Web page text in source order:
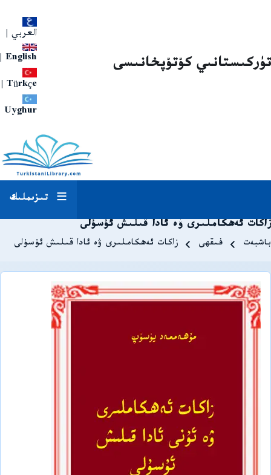
العربي |
English
|
Türkçe
|
Uyghur
تۈركىستانىي كۇتۇپخانىسى
تىزىملىك
زاكات ئەھكاملىرى ۋە ئادا قىلىش ئۇسۇلى
Breadcrumb
باشبەت فىقھى زاكات ئەھكاملىرى ۋە ئادا قىلىش ئۇسۇلى